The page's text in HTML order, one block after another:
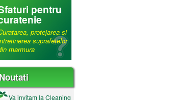
pentru
protejarea si
suprafetelor
marmura
Noutati
Va invitam la Cleaning